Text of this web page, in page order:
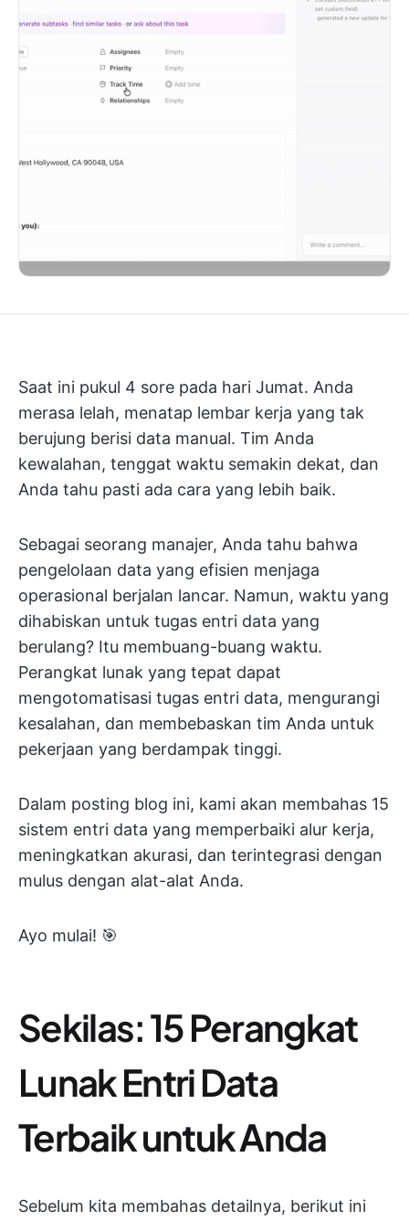
Saat ini pukul 4 sore pada hari Jumat. Anda
merasa lelah, menatap lembar kerja yang tak
berujung berisi data manual. Tim Anda
kewalahan, tenggat waktu semakin dekat, dan
Anda tahu pasti ada cara yang lebih baik.
Sebagai seorang manajer, Anda tahu bahwa
pengelolaan data yang efisien menjaga
operasional berjalan lancar. Namun, waktu yang
dihabiskan untuk tugas entri data yang
berulang? Itu membuang-buang waktu.
Perangkat lunak yang tepat dapat
mengotomatisasi tugas entri data, mengurangi
kesalahan, dan membebaskan tim Anda untuk
pekerjaan yang berdampak tinggi.
Dalam posting blog ini, kami akan membahas 15
sistem entri data yang memperbaiki alur kerja,
meningkatkan akurasi, dan terintegrasi dengan
mulus dengan alat-alat Anda.
Ayo mulai! 🎯
Sekilas: 15 Perangkat
Lunak Entri Data
Terbaik untuk Anda
Sebelum kita membahas detailnya, berikut ini